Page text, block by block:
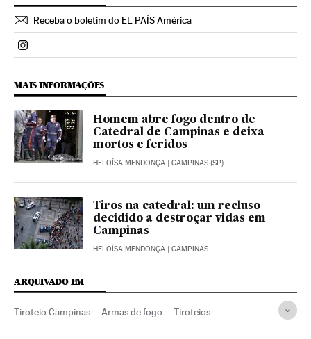
Receba o boletim do EL PAÍS América
Politica El País Brasil en Instagram
MAIS INFORMAÇÕES
Homem abre fogo dentro de
Catedral de Campinas e deixa
mortos e feridos
HELOÍSA MENDONÇA | CAMPINAS (SP)
Tiros na catedral: um recluso
decidido a destroçar vidas em
Campinas
HELOÍSA MENDONÇA | CAMPINAS
ARQUIVADO EM
Tiroteio Campinas Armas de fogo Tiroteios